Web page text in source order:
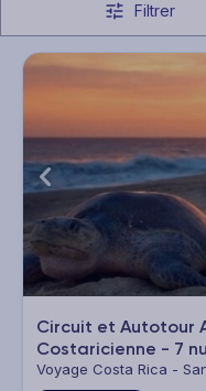
Filtrer
Circuit et Autotour
Costaricienne - 7
Voyage Costa Rica -